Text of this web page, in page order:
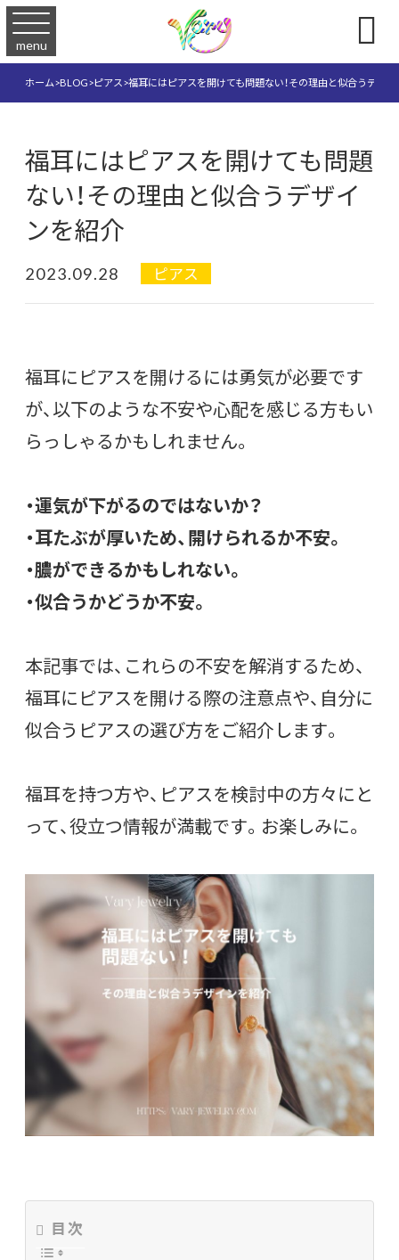
menu 
ホーム>BLOG>ピアス>福耳にはピアスを開けても問題ない！その理由と似合うデザ
福耳にはピアスを開けても問題
ない！その理由と似合うデザイ
ンを紹介
2023.09.28 ピアス
福耳にピアスを開けるには勇気が必要です
が、以下のような不安や心配を感じる方もい
らっしゃるかもしれません。
・運気が下がるのではないか？
・耳たぶが厚いため、開けられるか不安。
・膿ができるかもしれない。
・似合うかどうか不安。
本記事では、これらの不安を解消するため、
福耳にピアスを開ける際の注意点や、自分に
似合うピアスの選び方をご紹介します。
福耳を持つ方や、ピアスを検討中の方々にと
って、役立つ情報が満載です。お楽しみに。
目次